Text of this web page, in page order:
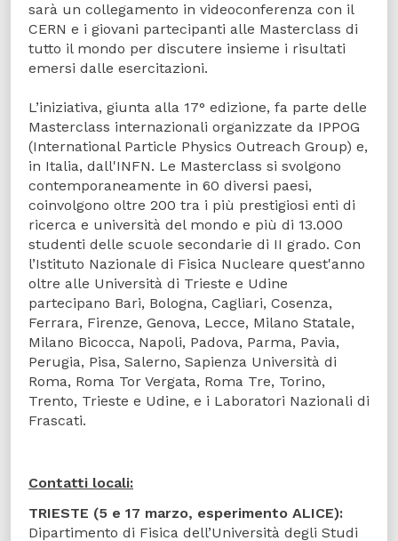
sarà un collegamento in videoconferenza con il
CERN e i giovani partecipanti alle Masterclass di
tutto il mondo per discutere insieme i risultati
emersi dalle esercitazioni.
L’iniziativa, giunta alla 17° edizione, fa parte delle
Masterclass internazionali organizzate da IPPOG
(International Particle Physics Outreach Group) e,
in Italia, dall'INFN. Le Masterclass si svolgono
contemporaneamente in 60 diversi paesi,
coinvolgono oltre 200 tra i più prestigiosi enti di
ricerca e università del mondo e più di 13.000
studenti delle scuole secondarie di II grado. Con
l’Istituto Nazionale di Fisica Nucleare quest'anno
oltre alle Università di Trieste e Udine
partecipano Bari, Bologna, Cagliari, Cosenza,
Ferrara, Firenze, Genova, Lecce, Milano Statale,
Milano Bicocca, Napoli, Padova, Parma, Pavia,
Perugia, Pisa, Salerno, Sapienza Università di
Roma, Roma Tor Vergata, Roma Tre, Torino,
Trento, Trieste e Udine, e i Laboratori Nazionali di
Frascati.
Contatti locali:
TRIESTE (5 e 17 marzo, esperimento ALICE):
Dipartimento di Fisica dell’Università degli Studi